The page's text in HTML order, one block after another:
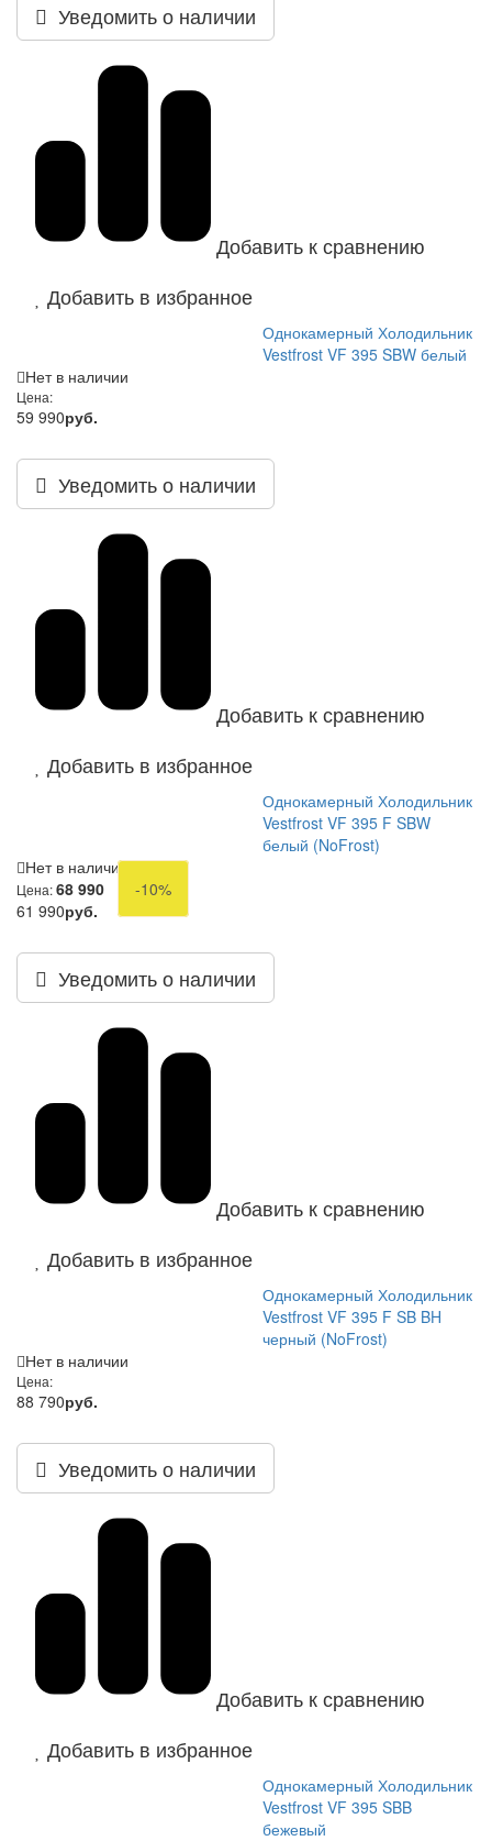
Уведомить о наличии
Добавить к сравнению
Добавить в избранное
Однокамерный Холодильник
Vestfrost VF 395 SBW белый
Нет в наличии
Цена:
59 990руб.
Уведомить о наличии
Добавить к сравнению
Добавить в избранное
Однокамерный Холодильник
Vestfrost VF 395 F SBW
белый (NoFrost)
Нет в наличии
Цена:68 990
-10%
61 990руб.
Уведомить о наличии
Добавить к сравнению
Добавить в избранное
Однокамерный Холодильник
Vestfrost VF 395 F SB BH
черный (NoFrost)
Нет в наличии
Цена:
88 790руб.
Уведомить о наличии
Добавить к сравнению
Добавить в избранное
Однокамерный Холодильник
Vestfrost VF 395 SBB
бежевый